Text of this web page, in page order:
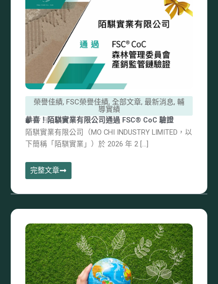
榮譽佳績, FSC榮譽佳績, 全部文章, 最新消息, 輔
導實績
恭喜！陌騏實業有限公司通過 FSC® CoC 驗證
9 7 月, 2026
陌騏實業有限公司（MO CHI INDUSTRY LIMITED，以
下簡稱「陌騏實業」）於 2026 年 2 […]
完整文章